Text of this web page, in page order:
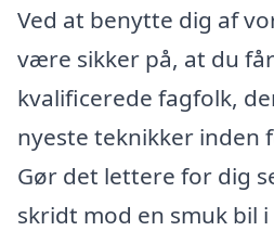
Ved at benytte dig af
være sikker på, at du
kvalificerede fagfolk,
nyeste teknikker inden
Gør det lettere for dig
skridt mod en smuk bil i